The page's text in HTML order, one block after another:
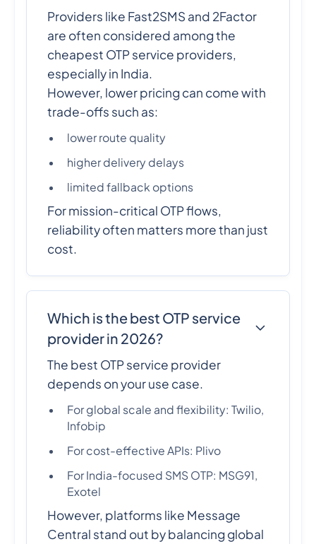
Providers like Fast2SMS and 2Factor
are often considered among the
cheapest OTP service providers,
especially in India.
However, lower pricing can come with
trade-offs such as:
lower route quality
higher delivery delays
limited fallback options
For mission-critical OTP flows,
reliability often matters more than just
cost.
Which is the best OTP service
provider in 2026?
The best OTP service provider
depends on your use case.
For global scale and flexibility: Twilio,
Infobip
For cost-effective APIs: Plivo
For India-focused SMS OTP: MSG91,
Exotel
However, platforms like Message
Central stand out by balancing global